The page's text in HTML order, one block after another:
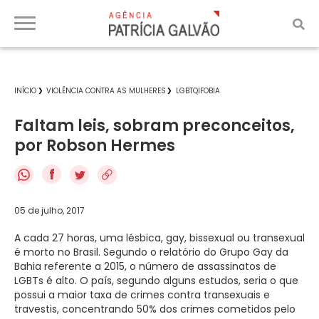
INÍCIO VIOLÊNCIA CONTRA AS MULHERES LGBTQIFOBIA
Faltam leis, sobram preconceitos,
por Robson Hermes
f
05 de julho, 2017
A cada 27 horas, uma lésbica, gay, bissexual ou transexual
é morto no Brasil. Segundo o relatório do Grupo Gay da
Bahia referente a 2015, o número de assassinatos de
LGBTs é alto. O país, segundo alguns estudos, seria o que
possui a maior taxa de crimes contra transexuais e
travestis, concentrando 50% dos crimes cometidos pelo